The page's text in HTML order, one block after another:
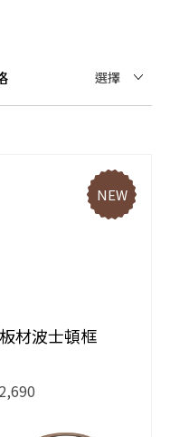
選擇
NEW
材波士頓框